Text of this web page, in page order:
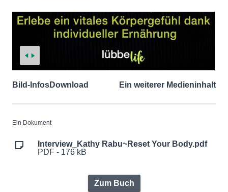
Bild-InfosDownload Ein weiterer Medieninhalt
Ein Dokument
Interview_Kathy Rabu~Reset Your Body.pdf
PDF - 176 kB
Zum Buch